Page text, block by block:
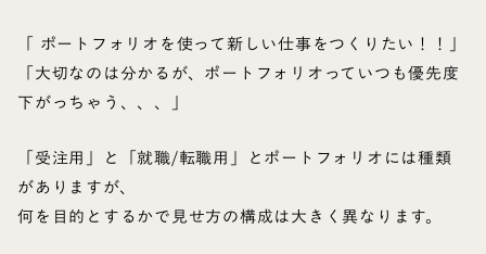
「 ポートフォリオを使って新しい仕事をつくりたい！！」
「大切なのは分かるが、ポートフォリオっていつも優先度
下がっちゃう、、、」
「受注用」と「就職/転職用」とポートフォリオには種類
がありますが、
何を目的とするかで見せ方の構成は大きく異なります。